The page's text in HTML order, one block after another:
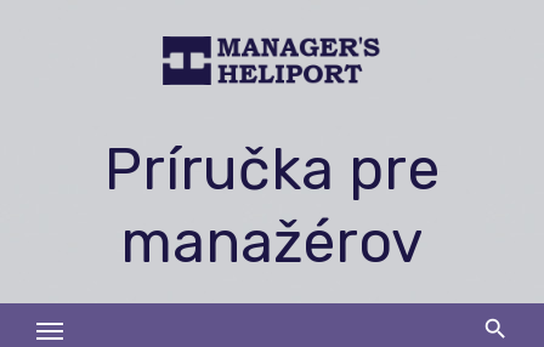
Príručka pre
manažérov